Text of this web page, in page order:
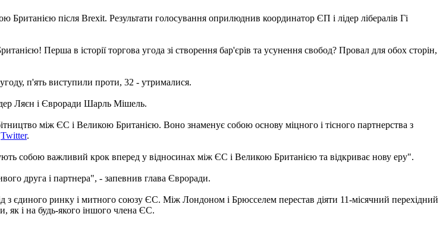
після Brexit. Результати голосування оприлюднив координатор ЄП і лідер лібералів Гі
Перша в історії торгова угода зі створення бар'єрів та усунення свобод? Провал для обох сторін,
п'ять виступили проти, 32 - утрималися.
Ляєн і Євроради Шарль Мішель.
між ЄС і Великою Британією. Воно знаменує собою основу міцного і тісного партнерства з
Twitter.
собою важливий крок вперед у відносинах між ЄС і Великою Британією та відкриває нову еру".
друга і партнера", - запевнив глава Євроради.
з єдиного ринку і митного союзу ЄС. Між Лондоном і Брюсселем перестав діяти 11-місячний перехідний
як і на будь-якого іншого члена ЄС.